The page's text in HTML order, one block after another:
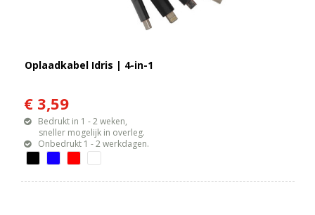
Oplaadkabel Idris | 4-in-1
€ 3,59
Bedrukt in 1 - 2 weken,
sneller mogelijk in overleg.
Onbedrukt 1 - 2 werkdagen.